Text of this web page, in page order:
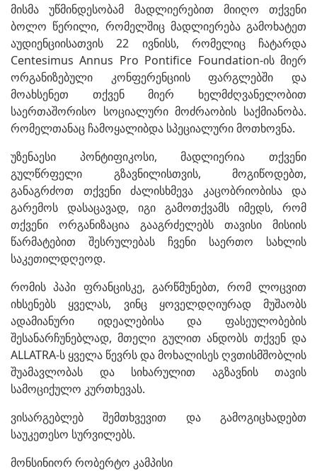
მისმა უწმინდესობამ მადლიერებით მიიღო თქვენი
ბოლო წერილი, რომელშიც მადლიერება გამოხატეთ
აუდიენციისათვის 22 ივნისს, რომელიც ჩატარდა
Centesimus Annus Pro Pontifice Foundation-ის მიერ
ორგანიზებული კონფერენციის ფარგლებში და
მოახსენეთ თქვენ მიერ ხელმძღვანელობით
საერთაშორისო სოციალური მოძრაობის საქმიანობა.
რომელთანაც ჩამოყალიბდა სპეციალური მოთხოვნა.
უზენაესი პონტიფიკოსი, მადლიერია თქვენი
გულწრფელი გზავნილისთვის, მოგიწოდებთ,
განაგრძოთ თქვენი ძალისხმევა კაცობრიობისა და
გარემოს დასაცავად, იგი გამოთქვამს იმედს, რომ
თქვენი ორგანიზაცია გააგრძელებს თავისი მისიის
წარმატებით შესრულებას ჩვენი საერთო სახლის
საკეთილდღეოდ.
რომის პაპი ფრანცისკე, გარწმუნებთ, რომ ლოცვით
იხსენებს ყველას, ვინც ყოველდღიურად მუშაობს
ადამიანური იდეალებისა და ფასეულობების
შესანარჩუნებლად, მთელი გულით ანდობს თქვენ და
ALLATRA-ს ყველა წევრს და მოხალისეს ღვთისმშობლის
შუამავლობას და სიხარულით აგზავნის თავის
სამოციქულო კურთხევას.
ვისარგებლებ შემთხვევით და გამოგიცხადებთ
საუკეთესო სურვილებს.
მონსინიორ რობერტო კამპისი